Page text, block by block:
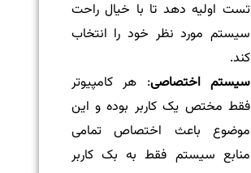
تست اولیه دهد تا با خیال راحت
سیستم مورد نظر خود را انتخاب
کند.
سیستم اختصاصی: هر کامپیوتر
فقط مختص یک کاربر بوده و این
موضوع باعث اختصاص تمامی
منابع سیستم فقط به بک کاربر